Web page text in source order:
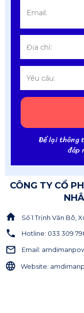
Để lại thông
đáp
CÔNG TY CỔ
Số 1 Trịnh Văn Bô,
Hotline: 033 309
Email:
Website: